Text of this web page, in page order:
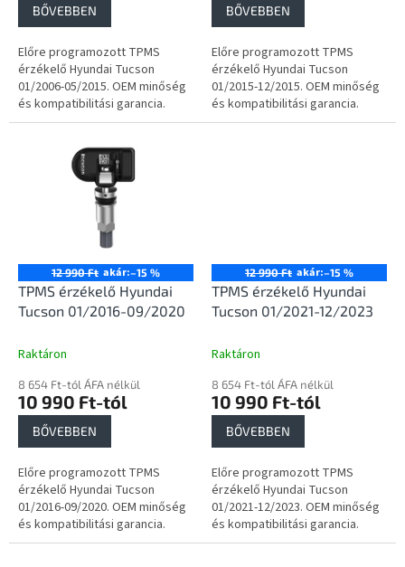
BŐVEBBEN
Előre programozott TPMS
érzékelő Hyundai Tucson
01/2006-05/2015. OEM minőség
és kompatibilitási garancia.
BŐVEBBEN
Előre programozott TPMS
érzékelő Hyundai Tucson
01/2015-12/2015. OEM minőség
és kompatibilitási garancia.
12 990 Ft akár:–15 %
TPMS érzékelő Hyundai
Tucson 01/2016-09/2020
Raktáron
8 654 Ft-tól ÁFA nélkül
10 990 Ft-tól
BŐVEBBEN
Előre programozott TPMS
érzékelő Hyundai Tucson
01/2016-09/2020. OEM minőség
és kompatibilitási garancia.
12 990 Ft akár:–15 %
TPMS érzékelő Hyundai
Tucson 01/2021-12/2023
Raktáron
8 654 Ft-tól ÁFA nélkül
10 990 Ft-tól
BŐVEBBEN
Előre programozott TPMS
érzékelő Hyundai Tucson
01/2021-12/2023. OEM minőség
és kompatibilitási garancia.